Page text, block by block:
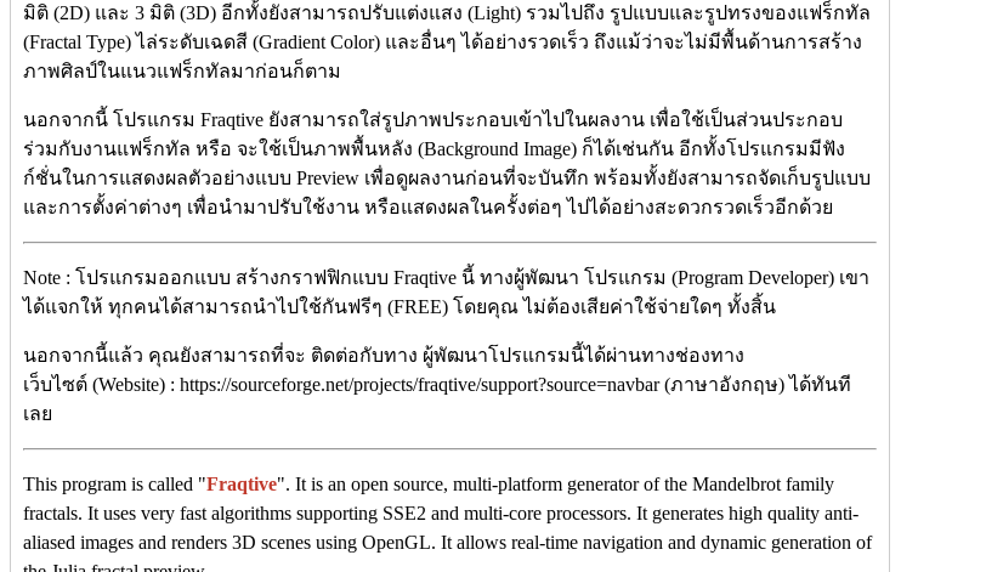
มิติ (2D) และ 3 มิติ (3D) อีกทั้งยังสามารถปรับแต่งแสง (Light) รวมไปถึง รูปแบบและรูปทรงของแฟร็กทัล
(Fractal Type) ไล่ระดับเฉดสี (Gradient Color) และอื่นๆ ได้อย่างรวดเร็ว ถึงแม้ว่าจะไม่มีพื้นด้านการสร้าง
ภาพศิลป์ในแนวแฟร็กทัลมาก่อนก็ตาม
นอกจากนี้ โปรแกรม Fraqtive ยังสามารถใส่รูปภาพประกอบเข้าไปในผลงาน เพื่อใช้เป็นส่วนประกอบ
ร่วมกับงานแฟร็กทัล หรือ จะใช้เป็นภาพพื้นหลัง (Background Image) ก็ได้เช่นกัน อีกทั้งโปรแกรมมีฟัง
ก์ชั่นในการแสดงผลตัวอย่างแบบ Preview เพื่อดูผลงานก่อนที่จะบันทึก พร้อมทั้งยังสามารถจัดเก็บรูปแบบ
และการตั้งค่าต่างๆ เพื่อนำมาปรับใช้งาน หรือแสดงผลในครั้งต่อๆ ไปได้อย่างสะดวกรวดเร็วอีกด้วย
Note : โปรแกรมออกแบบ สร้างกราฟฟิกแบบ Fraqtive นี้ ทางผู้พัฒนา โปรแกรม (Program Developer) เขา
ได้แจกให้ ทุกคนได้สามารถนำไปใช้กันฟรีๆ (FREE) โดยคุณ ไม่ต้องเสียค่าใช้จ่ายใดๆ ทั้งสิ้น
นอกจากนี้แล้ว คุณยังสามารถที่จะ ติดต่อกับทาง ผู้พัฒนาโปรแกรมนี้ได้ผ่านทางช่องทาง
เว็บไซต์ (Website) : https://sourceforge.net/projects/fraqtive/support?source=navbar (ภาษาอังกฤษ) ได้ทันที
เลย
This program is called "Fraqtive". It is an open source, multi-platform generator of the Mandelbrot family
fractals. It uses very fast algorithms supporting SSE2 and multi-core processors. It generates high quality anti-
aliased images and renders 3D scenes using OpenGL. It allows real-time navigation and dynamic generation of